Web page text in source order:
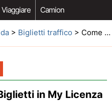
Viaggiare Camion
Car Opzioni Aftermarket
> Biglietti traffico > Come controllare per Biglietti in My Licenza
in My Licenza